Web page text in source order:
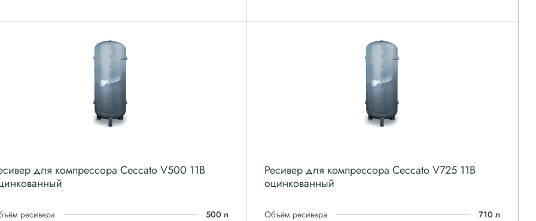
для компрессора Ceccato V500 11B
ресивера
500 л
Ресивер для компрессора Ceccato V725 11B
оцинкованный
Объём ресивера
710 л